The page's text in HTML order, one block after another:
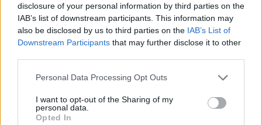
disclosure of your personal information by third parties on the
IAB’s list of downstream participants. This information may
also be disclosed by us to third parties on the IAB’s List of
Downstream Participants that may further disclose it to other
Personal Data Processing Opt Outs
I want to opt-out of the Sharing of my
personal data.
Opted In
időkeretéről vagy lehetséges célpontjairól -
közölte a Fehér Ház hétfőn.
Az Egyesült Államok és Irán között valóban történt
üzenetváltás, azonban soha nem érkezett üzenet Irán
hétvégi támadásának időkeretére vagy célpontjaira
szóvivője újságírók előtt. Azokat a jelentéseket, amelyek
szerint Irán figyelmeztette az Egyesült Államokat a terveivel